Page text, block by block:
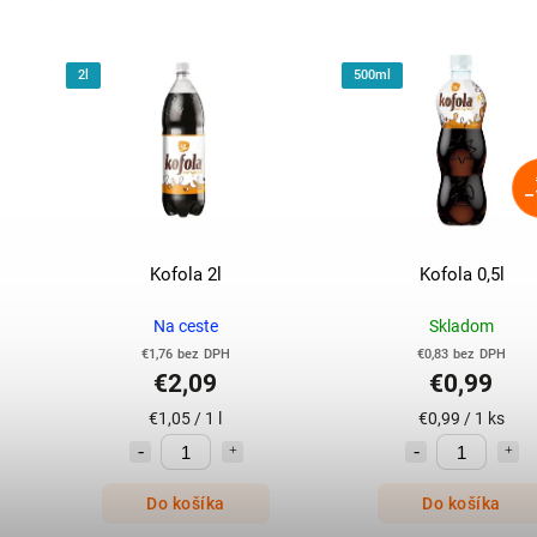
2l
Kofola 2l
Na ceste
€1,76 bez DPH
€2,09
€1,05 / 1 l
Do košíka
500ml
Kofola 0,5l
Skladom
€0,83 bez DPH
€0,99
€0,99 / 1 ks
Do košíka